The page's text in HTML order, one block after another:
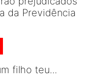
da Previdência
filho teu...